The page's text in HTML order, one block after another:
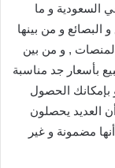
السعودية و ما
البصائع و من بينها
, و من بين
بأسعار جد مناسبة
بإمكانك الحصول
العديد يحصلون
مضمونة و غير